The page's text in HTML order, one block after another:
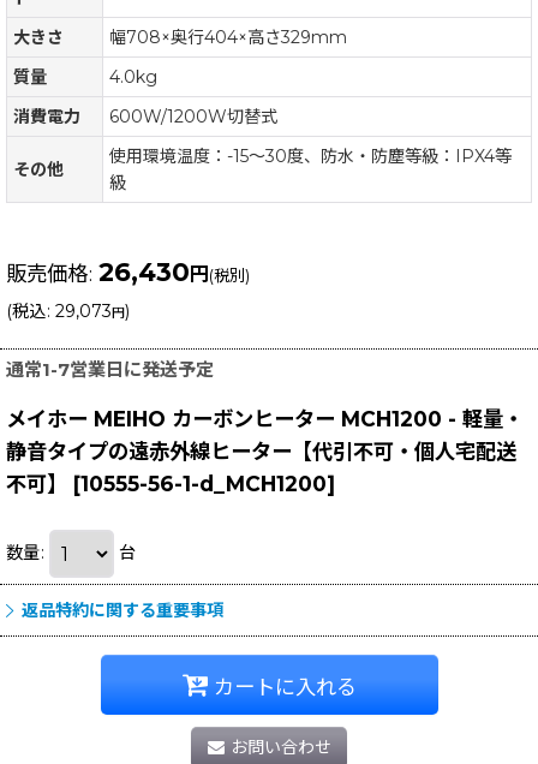
大きさ
幅708×奥行404×高さ329mm
質量
4.0kg
消費電力
600W/1200W切替式
その他
使用環境温度：-15〜30度、防水・防塵等級：IPX4等
級
販売価格: 26,430 円 (税別)
(税込: 29,073 円)
通常1-7営業日に発送予定
メイホー MEIHO カーボンヒーター MCH1200 - 軽量・
静音タイプの遠赤外線ヒーター【代引不可・個人宅配送
不可】
[10555-56-1-d_MCH1200]
数量: 台
返品特約に関する重要事項
カートに入れる
お問い合わせ